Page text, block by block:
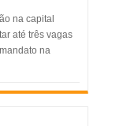
na capital
até três vagas
na